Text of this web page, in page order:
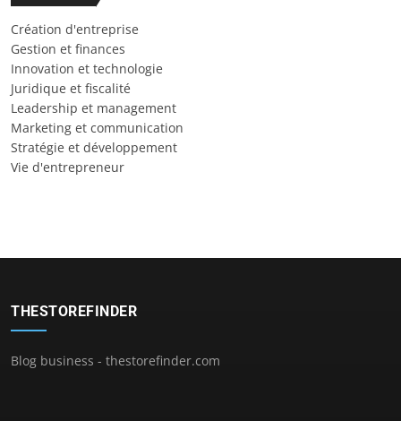
Création d'entreprise
Gestion et finances
Innovation et technologie
Juridique et fiscalité
Leadership et management
Marketing et communication
Stratégie et développement
Vie d'entrepreneur
THESTOREFINDER
Blog business - thestorefinder.com